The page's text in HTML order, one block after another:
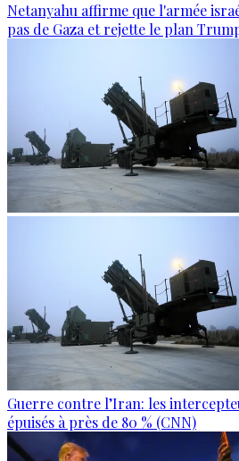
Netanyahu affirme que l'armée
pas de Gaza et rejette le plan
Guerre contre l’Iran: les
épuisés à près de 80 % (CNN)